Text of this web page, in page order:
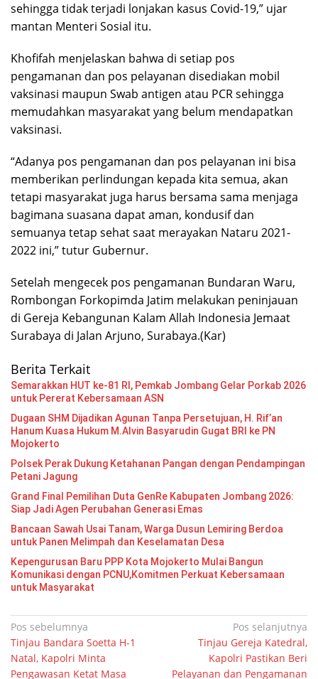
sehingga tidak terjadi lonjakan kasus Covid-19,” ujar
mantan Menteri Sosial itu.
Khofifah menjelaskan bahwa di setiap pos
pengamanan dan pos pelayanan disediakan mobil
vaksinasi maupun Swab antigen atau PCR sehingga
memudahkan masyarakat yang belum mendapatkan
vaksinasi.
“Adanya pos pengamanan dan pos pelayanan ini bisa
memberikan perlindungan kepada kita semua, akan
tetapi masyarakat juga harus bersama sama menjaga
bagimana suasana dapat aman, kondusif dan
semuanya tetap sehat saat merayakan Nataru 2021-
2022 ini,” tutur Gubernur.
Setelah mengecek pos pengamanan Bundaran Waru,
Rombongan Forkopimda Jatim melakukan peninjauan
di Gereja Kebangunan Kalam Allah Indonesia Jemaat
Surabaya di Jalan Arjuno, Surabaya.(Kar)
Berita Terkait
Semarakkan HUT ke-81 RI, Pemkab Jombang Gelar Porkab 2026
untuk Pererat Kebersamaan ASN
Dugaan SHM Dijadikan Agunan Tanpa Persetujuan, H. Rif’an
Hanum Kuasa Hukum M.Alvin Basyarudin Gugat BRI ke PN
Mojokerto
Polsek Perak Dukung Ketahanan Pangan dengan Pendampingan
Petani Jagung
Grand Final Pemilihan Duta GenRe Kabupaten Jombang 2026:
Siap Jadi Agen Perubahan Generasi Emas
Bancaan Sawah Usai Tanam, Warga Dusun Lemiring Berdoa
untuk Panen Melimpah dan Keselamatan Desa
Kepengurusan Baru PPP Kota Mojokerto Mulai Bangun
Komunikasi dengan PCNU,Komitmen Perkuat Kebersamaan
untuk Masyarakat
Navigasi
pos
Pos sebelumnya
Tinjau Bandara Soetta H-1
Natal, Kapolri Minta
Pengawasan Ketat Masa
Pos selanjutnya
Tinjau Gereja Katedral,
Kapolri Pastikan Beri
Pelayanan dan Pengamanan